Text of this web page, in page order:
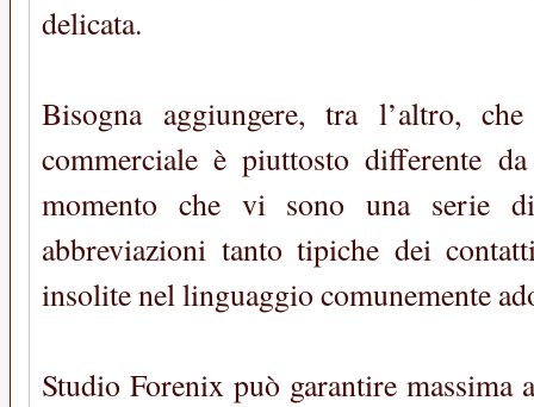
delicata.
Bisogna aggiungere, tra l’altro,
commerciale è piuttosto differente
momento che vi sono una serie
abbreviazioni tanto tipiche dei
insolite nel linguaggio comunemente
Studio Forenix può garantire massima